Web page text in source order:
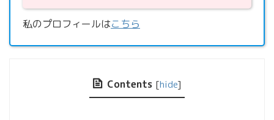
私のプロフィールはこちら
Contents [hide]